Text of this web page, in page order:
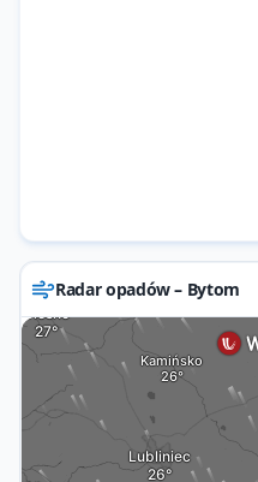
Radar opadów – Bytom